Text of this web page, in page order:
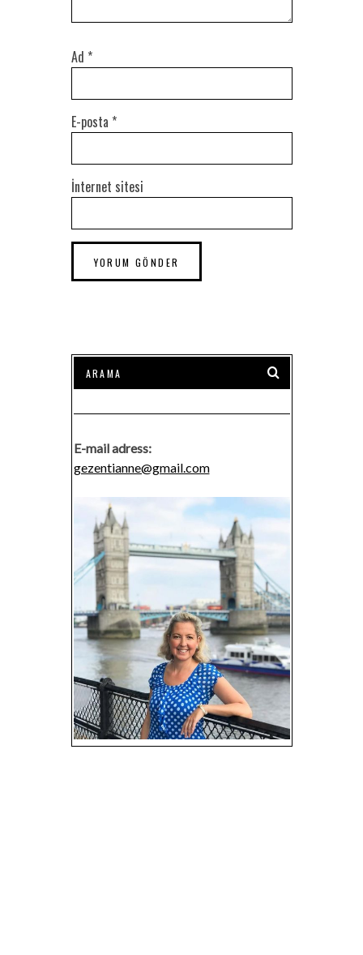
Ad *
E-posta *
İnternet sitesi
E-mail adress:
gezentianne@gmail.com